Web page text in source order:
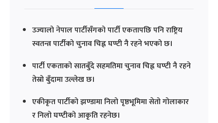
उज्यालो नेपाल पार्टीसँगको पार्टी एकतापछि पनि राष्ट्रिय
स्वतन्त्र पार्टीको चुनाव चिह्न घण्टी नै रहने भएको छ।
पार्टी एकताको सातबुँदे सहमतिमा चुनाव चिह्न घण्टी नै रहने
तेस्रो बुँदामा उल्लेख छ।
एकीकृत पार्टीको झण्डामा निलो पृष्ठभूमिमा सेतो गोलाकार
र निलो घण्टीको आकृति रहनेछ।